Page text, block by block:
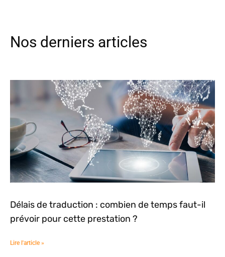
Nos derniers articles
Délais de traduction : combien de temps faut-il
prévoir pour cette prestation ?
Lire l'article »